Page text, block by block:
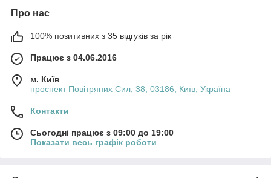
Про нас
100% позитивних з 35 відгуків за рік
Працює з 04.06.2016
м. Київ
проспект Повітряних Сил, 38, 03186, Київ, Україна
Контакти
Сьогодні працює з 09:00 до 19:00
Показати весь графік роботи